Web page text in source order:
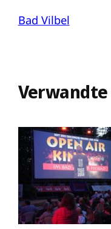
Bad Vilbel